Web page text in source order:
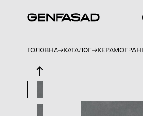
ГОЛОВНА КАТАЛОГ